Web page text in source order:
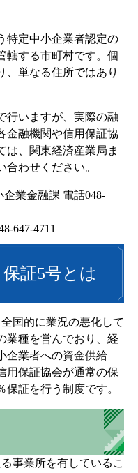
特定中小企業者認定の
轄する市町村です。個
、単なる住所ではあり
行いますが、実際の融
金融機関や信用保証協
は、関東経済産業局ま
わせください。
業金融課 電話048-
647-4711
証5号とは
国的に業況の悪化して
業種を営んでおり、経
企業者への資金供給
用保証協会が通常の保
証を行う制度です。
事業所を有しているこ